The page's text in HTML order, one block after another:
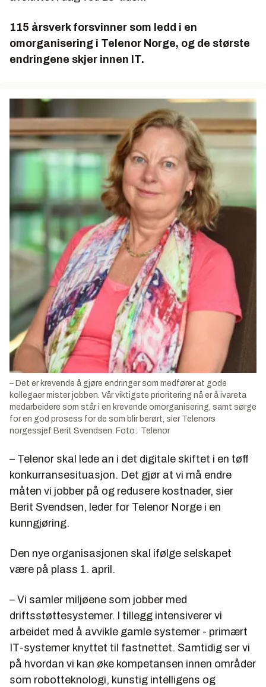
115 årsverk forsvinner som ledd i en
omorganisering i Telenor Norge, og de største
endringene skjer innen IT.
– Det er krevende å gjøre endringer som medfører at gode
kollegaer mister jobben. Vår viktigste prioritering nå er å ivareta
medarbeidere som står i en krevende omorganisering, samt sørge
for en god prosess for de som blir berørt, sier Telenors
norgessjef Berit Svendsen. Foto: Telenor
– Telenor skal lede an i det digitale skiftet i en tøff
konkurransesituasjon. Det gjør at vi må endre
måten vi jobber på og redusere kostnader, sier
Berit Svendsen, leder for Telenor Norge i en
kunngjøring.
Den nye organisasjonen skal ifølge selskapet
være på plass 1. april.
– Vi samler miljøene som jobber med
driftsstøttesystemer. I tillegg intensiverer vi
arbeidet med å avvikle gamle systemer - primært
IT-systemer knyttet til fastnettet. Samtidig ser vi
på hvordan vi kan øke kompetansen innen områder
som robotteknologi, kunstig intelligens og